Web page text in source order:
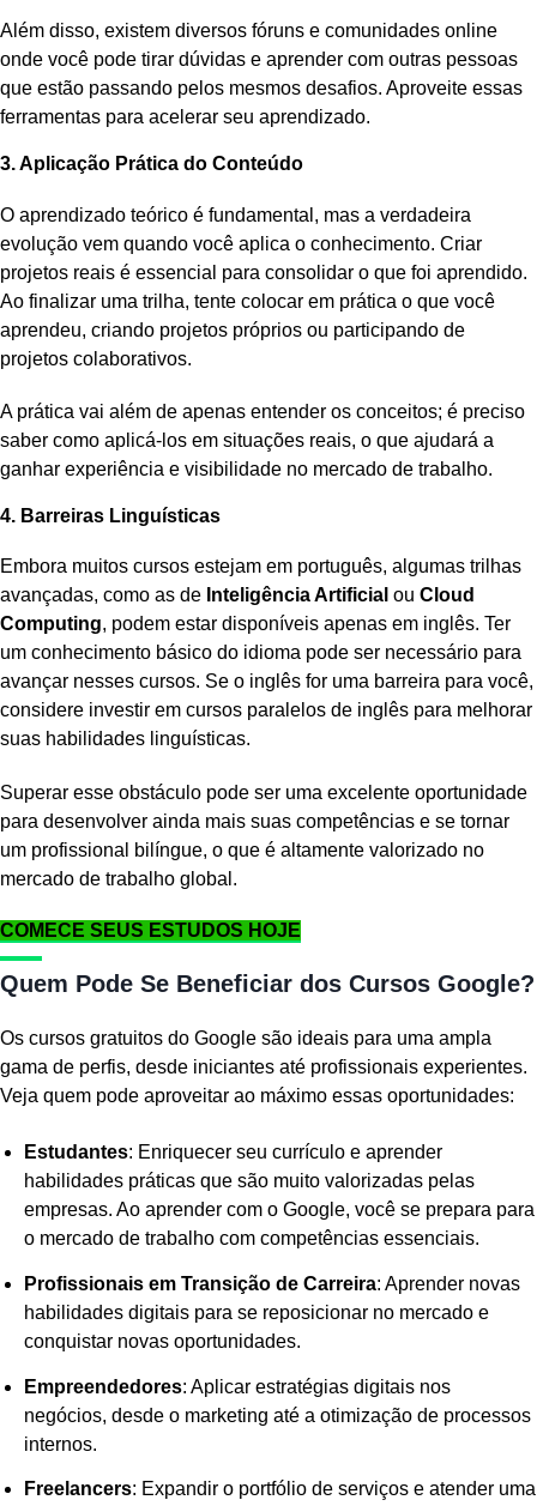
Além disso, existem diversos fóruns e comunidades online
onde você pode tirar dúvidas e aprender com outras pessoas
que estão passando pelos mesmos desafios. Aproveite essas
ferramentas para acelerar seu aprendizado.
3. Aplicação Prática do Conteúdo
O aprendizado teórico é fundamental, mas a verdadeira
evolução vem quando você aplica o conhecimento. Criar
projetos reais é essencial para consolidar o que foi aprendido.
Ao finalizar uma trilha, tente colocar em prática o que você
aprendeu, criando projetos próprios ou participando de
projetos colaborativos.
A prática vai além de apenas entender os conceitos; é preciso
saber como aplicá-los em situações reais, o que ajudará a
ganhar experiência e visibilidade no mercado de trabalho.
4. Barreiras Linguísticas
Embora muitos cursos estejam em português, algumas trilhas
avançadas, como as de Inteligência Artificial ou Cloud
Computing, podem estar disponíveis apenas em inglês. Ter
um conhecimento básico do idioma pode ser necessário para
avançar nesses cursos. Se o inglês for uma barreira para você,
considere investir em cursos paralelos de inglês para melhorar
suas habilidades linguísticas.
Superar esse obstáculo pode ser uma excelente oportunidade
para desenvolver ainda mais suas competências e se tornar
um profissional bilíngue, o que é altamente valorizado no
mercado de trabalho global.
COMECE SEUS ESTUDOS HOJE
Quem Pode Se Beneficiar dos Cursos Google?
Os cursos gratuitos do Google são ideais para uma ampla
gama de perfis, desde iniciantes até profissionais experientes.
Veja quem pode aproveitar ao máximo essas oportunidades:
Estudantes: Enriquecer seu currículo e aprender
habilidades práticas que são muito valorizadas pelas
empresas. Ao aprender com o Google, você se prepara para
o mercado de trabalho com competências essenciais.
Profissionais em Transição de Carreira: Aprender novas
habilidades digitais para se reposicionar no mercado e
conquistar novas oportunidades.
Empreendedores: Aplicar estratégias digitais nos
negócios, desde o marketing até a otimização de processos
internos.
Freelancers: Expandir o portfólio de serviços e atender uma